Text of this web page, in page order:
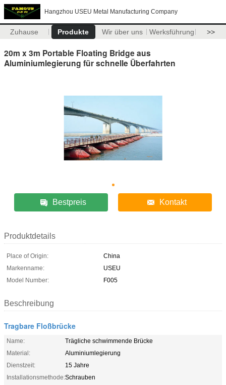
Hangzhou USEU Metal Manufacturing Company
Zuhause Produkte Wir über uns Werksführung >>
20m x 3m Portable Floating Bridge aus
Aluminiumlegierung für schnelle Überfahrten
Bestpreis Kontakt
Produktdetails
Place of Origin:
China
Markenname:
USEU
Model Number:
F005
Beschreibung
Tragbare Floßbrücke
Name:
Trägliche schwimmende Brücke
Material:
Aluminiumlegierung
Dienstzeit:
15 Jahre
Installationsmethode:Schrauben